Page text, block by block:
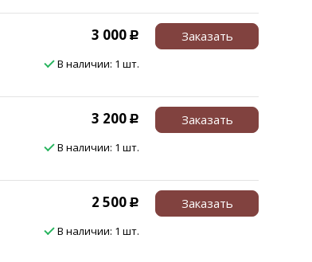
3 000 Р
В наличии: 1 шт.
Заказать
3 200 Р
В наличии: 1 шт.
Заказать
2 500 Р
В наличии: 1 шт.
Заказать